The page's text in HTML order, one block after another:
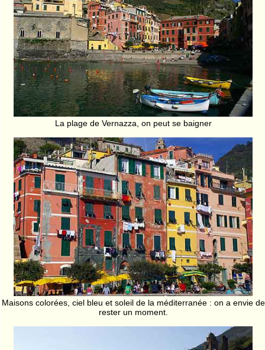
La plage de Vernazza, on peut se baigner
Maisons colorées, ciel bleu et soleil de la méditerranée : on a envie de
rester un moment.